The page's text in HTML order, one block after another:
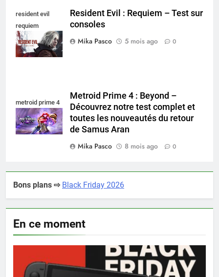
resident evil
requiem
nintendo switch
Resident Evil : Requiem – Test sur
consoles
Mika Pasco
5 mois ago 0
metroid prime 4
Metroid Prime 4 : Beyond –
Découvrez notre test complet et
toutes les nouveautés du retour
de Samus Aran
Mika Pasco
8 mois ago 0
Bons plans ⇨ Black Friday 2026
En ce moment